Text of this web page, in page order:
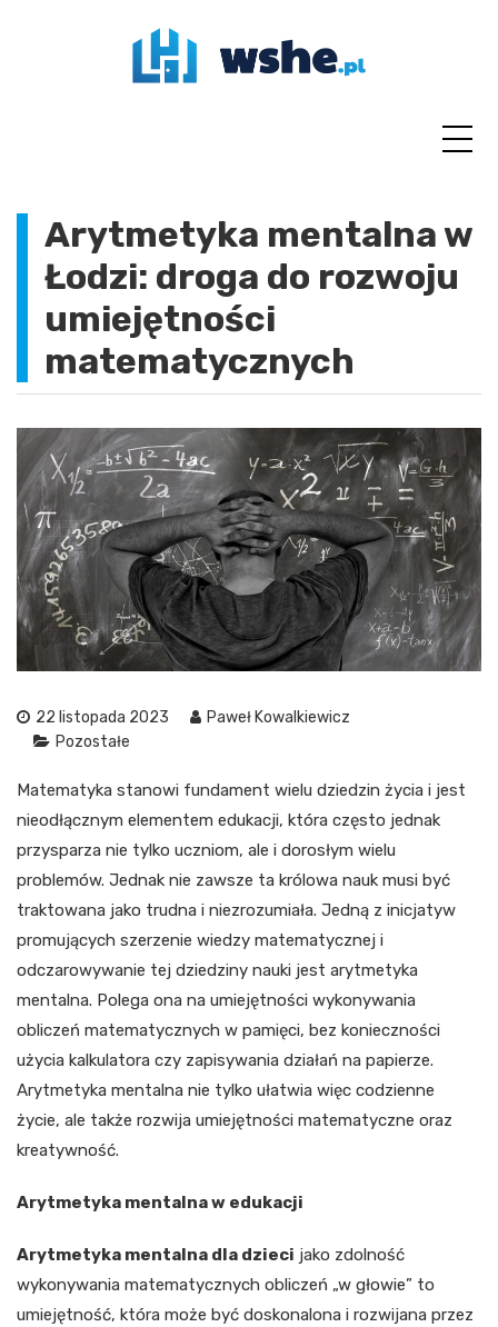
Arytmetyka mentalna w
Łodzi: droga do rozwoju
umiejętności
matematycznych
22 listopada 2023
Paweł Kowalkiewicz
Pozostałe
Matematyka stanowi fundament wielu dziedzin życia i jest
nieodłącznym elementem edukacji, która często jednak
przysparza nie tylko uczniom, ale i dorosłym wielu
problemów. Jednak nie zawsze ta królowa nauk musi być
traktowana jako trudna i niezrozumiała. Jedną z inicjatyw
promujących szerzenie wiedzy matematycznej i
odczarowywanie tej dziedziny nauki jest arytmetyka
mentalna. Polega ona na umiejętności wykonywania
obliczeń matematycznych w pamięci, bez konieczności
użycia kalkulatora czy zapisywania działań na papierze.
Arytmetyka mentalna nie tylko ułatwia więc codzienne
życie, ale także rozwija umiejętności matematyczne oraz
kreatywność.
Arytmetyka mentalna w edukacji
Arytmetyka mentalna dla dzieci jako zdolność
wykonywania matematycznych obliczeń „w głowie” to
umiejętność, która może być doskonalona i rozwijana przez